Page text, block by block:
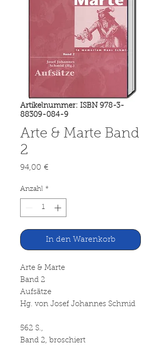
Artikelnummer: ISBN 978-3-
88309-084-9
Arte & Marte Band
2
94,00 €Preis
Anzahl *
In den Warenkorb
Arte & Marte
Band 2
Aufsätze
Hg. von Josef Johannes Schmid
562 S.,
Band 2, broschiert